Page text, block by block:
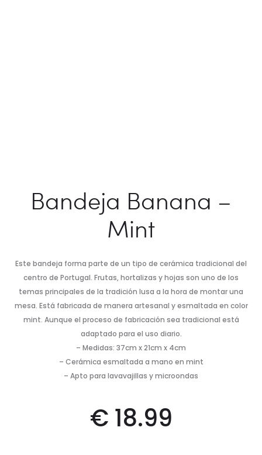
Bandeja Banana –
Mint
Este bandeja forma parte de un tipo de cerámica tradicional del
centro de Portugal. Frutas, hortalizas y hojas son uno de los
temas principales de la tradición lusa a la hora de montar una
mesa. Está fabricada de manera artesanal y esmaltada en color
mint. Aunque el proceso de fabricación sea tradicional está
adaptado para el uso diario.
– Medidas: 37cm x 21cm x 4cm
– Cerámica esmaltada a mano en mint
– Apto para lavavajillas y microondas
€ 18.99